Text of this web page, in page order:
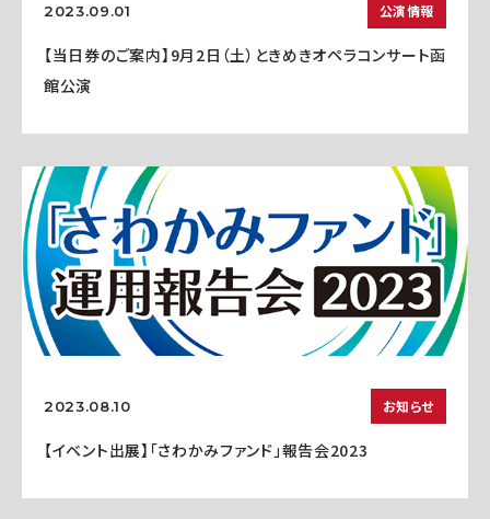
2023.09.01 公演情報
【当日券のご案内】9月2日（土）ときめきオペラコンサート函
館公演
2023.08.10 お知らせ
【イベント出展】「さわかみファンド」報告会2023